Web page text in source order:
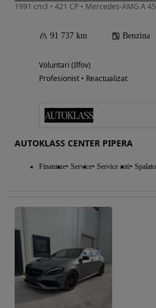
1991 cm3 • 421 CP • Mercedes-AMG A
91 737 km Benzina
Voluntari (Ilfov)
Profesionist • Reactualizat
AUTOKLASS CENTER PIPERA
Finantare Service Service roti